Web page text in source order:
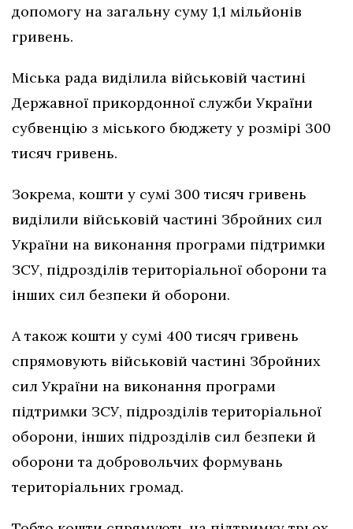
допомогу на загальну суму 1,1 мільйонів
гривень.
Міська рада виділила військовій частині
Державної прикордонної служби України
субвенцію з міського бюджету у розмірі 300
тисяч гривень.
Зокрема, кошти у сумі 300 тисяч гривень
виділили військовій частині Збройних сил
України на виконання програми підтримки
ЗСУ, підрозділів територіальної оборони та
інших сил безпеки й оборони.
А також кошти у сумі 400 тисяч гривень
спрямовують військовій частині Збройних
сил України на виконання програми
підтримки ЗСУ, підрозділів територіальної
оборони, інших підрозділів сил безпеки й
оборони та добровольчих формувань
територіальних громад.